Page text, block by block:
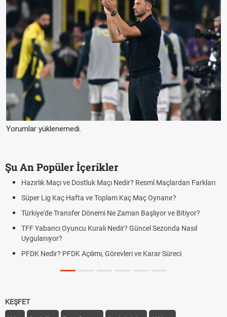
Yorumlar yüklenemedi.
Şu An Popüler İçerikler
Puan Durumunda AG, OM ve Diğer Kısaltmalar Ne Anlama Gelir?
Skor Ne Demek? Sporda Skor ve Sonuç Kavramları
Futbol Nasıl Oynanır? Temel Futbol Kuralları
Deplasman Golü Kuralı Nedir? Hangi Organizasyonlarda
Uygulanıyor?
DGS Sonuçları Ne Zaman Açıklanacak 2026? ÖSYM Sonuç
KEŞFET